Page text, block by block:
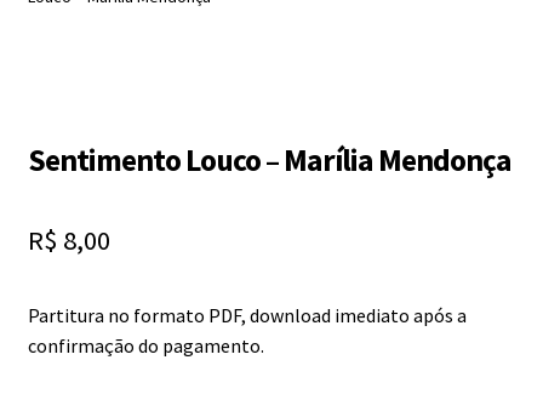
Grátis
Contato
Dúvidas
Sentimento Louco – Marília Mendonça
R$ 8,00
Partitura no formato PDF, download imediato após a
confirmação do pagamento.